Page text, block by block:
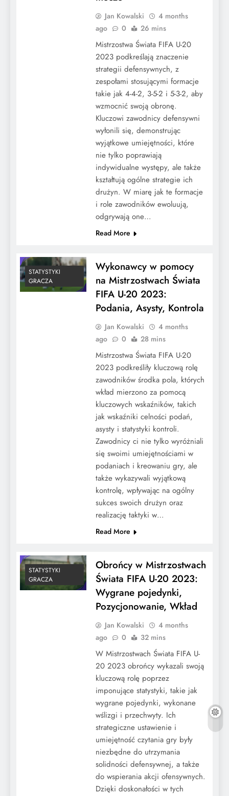
Jan Kowalski
4 months
ago
0 26 mins
Mistrzostwa Świata FIFA U-20
2023 podkreślają znaczenie
strategii defensywnych, z
zespołami stosującymi formacje
takie jak 4-4-2, 3-5-2 i 5-3-2, aby
wzmocnić swoją obronę.
Kluczowi zawodnicy defensywni
wyłonili się, demonstrując
wyjątkowe umiejętności, które
nie tylko poprawiają
indywidualne występy, ale także
kształtują ogólne strategie ich
drużyn. W miarę jak te formacje
i role zawodników ewoluują,
odgrywają one…
Read More
STATYSTYKI
GRACZA
Wykonawcy w pomocy
na Mistrzostwach Świata
FIFA U-20 2023:
Podania, Asysty, Kontrola
Jan Kowalski
4 months
ago
0 28 mins
Mistrzostwa Świata FIFA U-20
2023 podkreśliły kluczową rolę
zawodników środka pola, których
wkład mierzono za pomocą
kluczowych wskaźników, takich
jak wskaźniki celności podań,
asysty i statystyki kontroli.
Zawodnicy ci nie tylko wyróżniali
się swoimi umiejętnościami w
podaniach i kreowaniu gry, ale
także wykazywali wyjątkową
kontrolę, wpływając na ogólny
sukces swoich drużyn oraz
realizację taktyki w…
Read More
STATYSTYKI
GRACZA
Obrońcy w Mistrzostwach
Świata FIFA U-20 2023:
Wygrane pojedynki,
Pozycjonowanie, Wkład
Jan Kowalski
4 months
ago
0 32 mins
W Mistrzostwach Świata FIFA U-
20 2023 obrońcy wykazali swoją
kluczową rolę poprzez
imponujące statystyki, takie jak
wygrane pojedynki, wykonane
wślizgi i przechwyty. Ich
strategiczne ustawienie i
umiejętność czytania gry były
niezbędne do utrzymania
solidności defensywnej, a także
do wspierania akcji ofensywnych.
Dzięki doskonałości w tych